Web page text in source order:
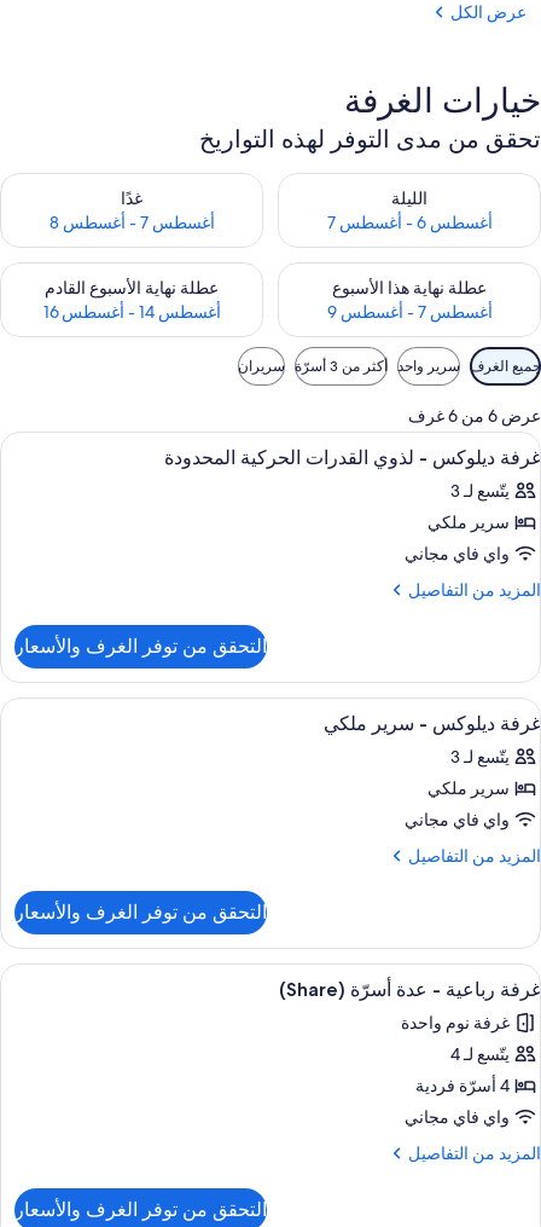
عرض الكل
خيارات الغرفة
تحقق من مدى التوفر لهذه التواريخ
الليلة
أغسطس 6 - أغسطس 7
تحقق من مدى التوفر لليلة للفترة أغسطس 6 - أغسطس 7
غدًا
أغسطس 7 - أغسطس 8
تحقق من مدى التوفر لغد للفترة أغسطس
عطلة نهاية هذا الأسبوع
أغسطس 7 - أغسطس 9
تحقق من مدى التوفر لعطلة نهاية هذا الأسبوع للفترة أغسطس 7 - أغسطس 9
عطلة نهاية الأسبوع القادم
أغسطس 14 - أغسطس 16
تحقق من مدى التوفر لعطلة نهاية
عوامل
التصفية
المتاحة
للغرف
جميع الغرف سرير واحد أكثر من 3 أسرّة سريران
عرض 6 من 6 غرف
استعراض
جميع
صور
غرفة
ديلوكس
-
الحركية
المحدودة
خزنة داخل الغرفة ومكتب وستائر تعتيم
8
غرفة ديلوكس - لذوي القدرات الحركية المحدودة
يتّسع لـ 3
سرير ملكي
واي فاي مجاني
المزيد من التفاصيل
المزيد
غرفة
ديلوكس
-
لذوي
القدرات
الحركية
المحدودة
التحقق من توفر الغرف والأسعار
استعراض
جميع
صور
غرفة
ديلوكس
-
خزنة داخل الغرفة ومكتب وستائر تعتيم
9
غرفة ديلوكس - سرير ملكي
يتّسع لـ 3
سرير ملكي
واي فاي مجاني
المزيد من التفاصيل
المزيد
غرفة
ديلوكس
-
سرير
ملكي
التحقق من توفر الغرف والأسعار
استعراض
جميع
صور
غرفة
رباعية
-
عدة
أسرّة
خزنة داخل الغرفة ومكتب وستائر تعتيم
7
غرفة رباعية - عدة أسرّة (Share)
غرفة نوم واحدة
يتّسع لـ 4
4 أسرّة فردية
واي فاي مجاني
المزيد من التفاصيل
المزيد
التحقق من توفر الغرف والأسعار